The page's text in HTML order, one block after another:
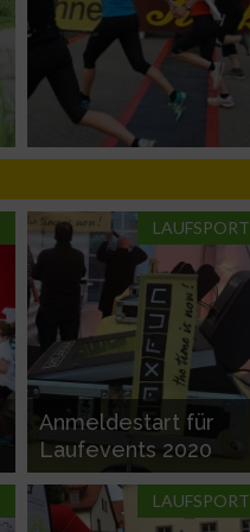
LAUFSPORT
Anmeldestart für
Laufevents 2020
LAUFSPORT